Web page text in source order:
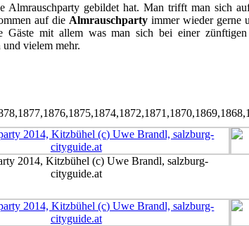
gebildet hat. Man trifft man sich
auf die Almrauschpartyimmer wieder gerne
mit allem was man sich bei einer
vielem mehr.
2014, Kitzbühel (c) Uwe Brandl, salzburg-
cityguide.at